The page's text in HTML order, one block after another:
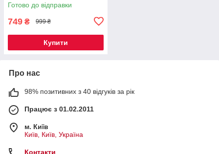
Готово до відправки
749 ₴ 999 ₴
Купити
Про нас
98% позитивних з 40 відгуків за рік
Працює з 01.02.2011
м. Київ
Київ, Київ, Україна
Контакти